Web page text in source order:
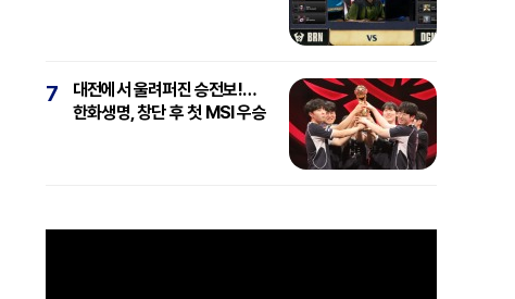
7
대전에서 울려퍼진 승전보!…
한화생명, 창단 후 첫 MSI 우승